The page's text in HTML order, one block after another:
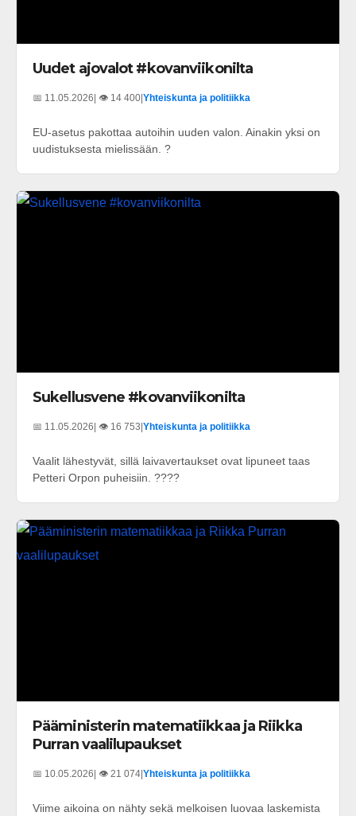
Uudet ajovalot #kovanviikonilta
📅 11.05.2026| 👁️ 14 400|Yhteiskunta ja politiikka
EU-asetus pakottaa autoihin uuden valon. Ainakin yksi on
uudistuksesta mielissään. ?
Sukellusvene #kovanviikonilta
📅 11.05.2026 | 👁️ 16 753 Yhteiskunta ja politiikka
Vaalit lähestyvät, sillä laivavertaukset ovat lipuneet taas
Petteri Orpon puheisiin. ????
Pääministerin matematiikkaa ja Riikka
Purran vaalilupaukset
📅 10.05.2026 | 👁️ 21 074 Yhteiskunta ja politiikka
Viime aikoina on nähty sekä melkoisen luovaa laskemista